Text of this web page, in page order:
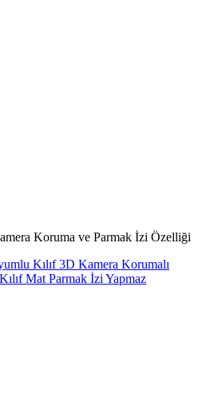
Koruma ve Parmak İzi Özelliği
Kılıf 3D Kamera Korumalı
Mat Parmak İzi Yapmaz